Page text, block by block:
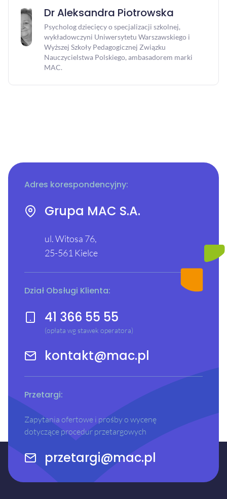
04 / 06 / 2025 | 09:00
Szkoła podstawowa
[WEBINAR] Gry powtórzeniowe, Klasa 8,
FIZYKA - Dział VI, część 1
Dr Aleksandra Piotrowska
Psycholog dziecięcy o specjalizacji szkolnej,
wykładowczyni Uniwersytetu Warszawskiego i
Wyższej Szkoły Pedagogicznej Związku
Nauczycielstwa Polskiego, ambasadorem marki
MAC.
Adres korespondencyjny:
Grupa MAC S.A.
ul. Witosa 76,
25-561 Kielce
Dział Obsługi Klienta:
41 366 55 55
(opłata wg stawek operatora)
kontakt@mac.pl
Przetargi:
Zapytania ofertowe i prośby o wycenę
dotyczące procedur przetargowych
przetargi@mac.pl